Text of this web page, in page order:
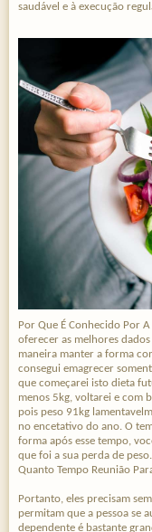
saudável e à execução
Por Que É Conhecido Por
oferecer as melhores
maneira manter a forma
consegui emagrecer
que começarei isto dieta
menos 5kg, voltarei e com
pois peso 91kg
no encetativo do ano. O
forma após esse tempo,
que foi a sua perda de peso.
Quanto Tempo Reunião
Portanto, eles precisam
permitam que a pessoa se
dependente é bastante